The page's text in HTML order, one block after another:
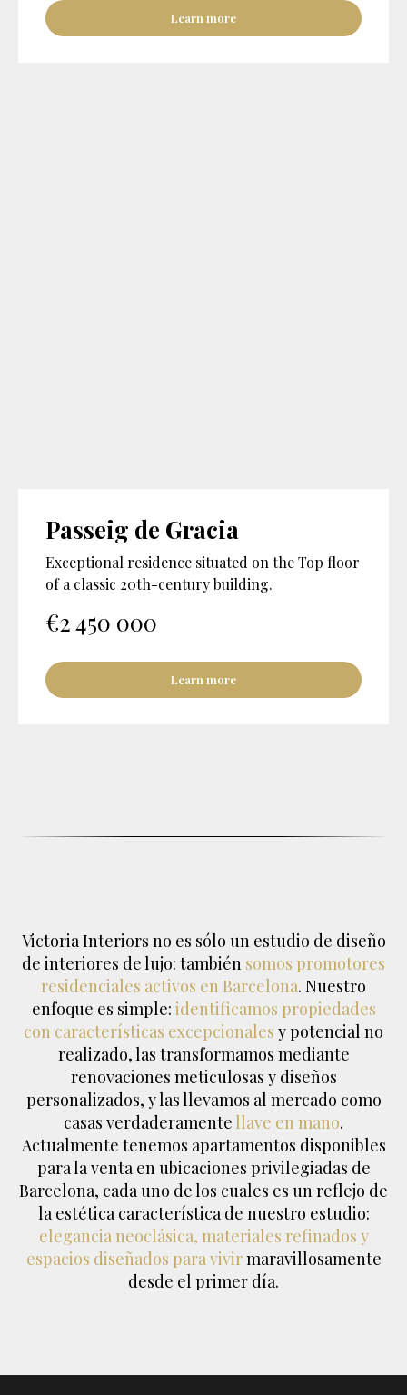
Learn more
Passeig de Gracia
Exceptional residence situated on the Top floor
of a classic 20th-century building.
€2 450 000
Learn more
Victoria Interiors no es sólo un estudio de diseño
de interiores de lujo: también somos promotores
residenciales activos en Barcelona. Nuestro
enfoque es simple: identificamos propiedades
con características excepcionales y potencial no
realizado, las transformamos mediante
renovaciones meticulosas y diseños
personalizados, y las llevamos al mercado como
casas verdaderamente llave en mano.
Actualmente tenemos apartamentos disponibles
para la venta en ubicaciones privilegiadas de
Barcelona, ​​cada uno de los cuales es un reflejo de
la estética característica de nuestro estudio:
elegancia neoclásica, materiales refinados y
espacios diseñados para vivirmaravillosamente
desde el primer día.